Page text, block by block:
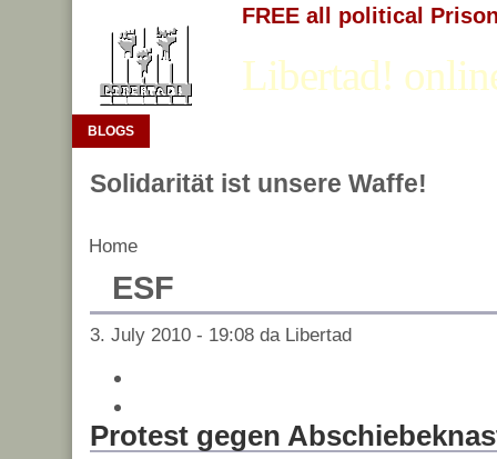
FREE all political
Libertad!
BLOGS
Solidarität ist unsere Waffe!
Home
ESF
3. July 2010 - 19:08 da Libertad
Protest gegen